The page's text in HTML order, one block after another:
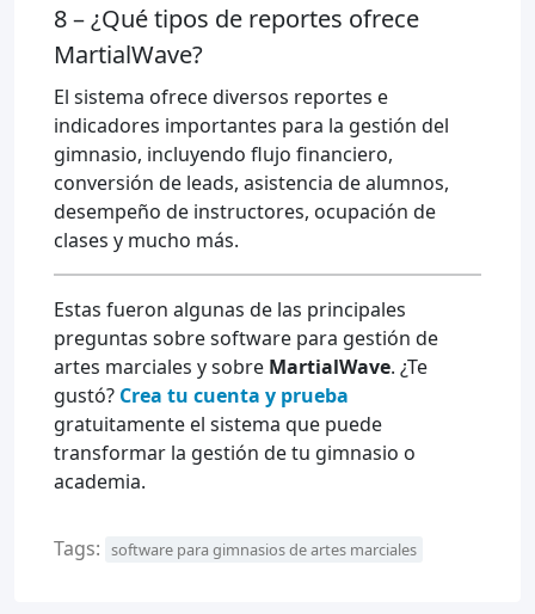
8 – ¿Qué tipos de reportes ofrece
MartialWave?
El sistema ofrece diversos reportes e
indicadores importantes para la gestión del
gimnasio, incluyendo flujo financiero,
conversión de leads, asistencia de alumnos,
desempeño de instructores, ocupación de
clases y mucho más.
Estas fueron algunas de las principales
preguntas sobre software para gestión de
artes marciales y sobre MartialWave. ¿Te
gustó? Crea tu cuenta y prueba
gratuitamente el sistema que puede
transformar la gestión de tu gimnasio o
academia.
Tags: software para gimnasios de artes marciales